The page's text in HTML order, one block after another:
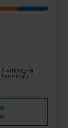
Campagna
terminata